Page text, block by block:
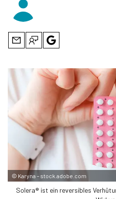
© Karyna – stock.adobe.com
Solera® ist ein reversibles